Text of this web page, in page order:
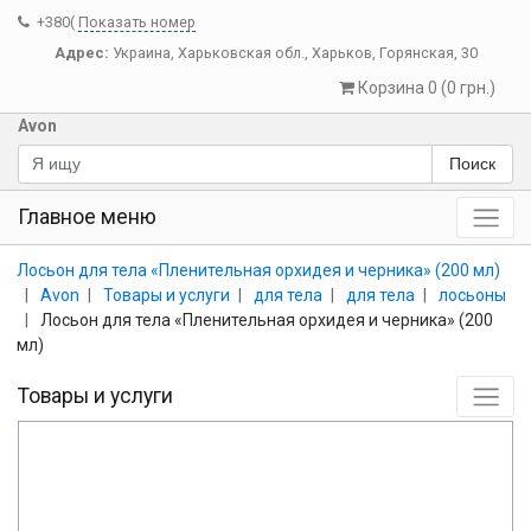
+380( Показать номер
Адрес: Украина, Харьковская обл., Харьков, Горянская, 30
Корзина 0 (0 грн.)
Avon
Поиск
Главное меню
Лосьон для тела «Пленительная орхидея и черника» (200 мл)
Avon
Товары и услуги для тела для тела
лосьоны
Лосьон для тела «Пленительная орхидея и черника» (200
мл)
Товары и услуги